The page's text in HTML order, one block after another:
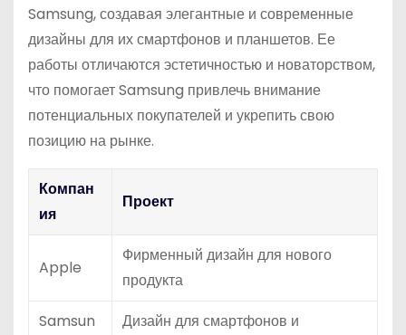
Samsung, создавая элегантные и современные
дизайны для их смартфонов и планшетов. Ее
работы отличаются эстетичностью и новаторством,
что помогает Samsung привлечь внимание
потенциальных покупателей и укрепить свою
позицию на рынке.
Компан
ия
Проект
Apple
Фирменный дизайн для нового
продукта
Samsun
Дизайн для смартфонов и